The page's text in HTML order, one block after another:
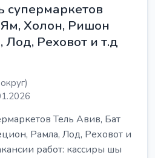
супермаркетов
Холон, Ришон
Реховот и т.д
Тель Авив, Бат
Рамла, Лод, Реховот и
работ: кассиры шы